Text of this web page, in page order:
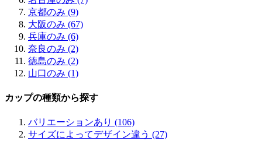
京都のみ (9)
大阪のみ (67)
兵庫のみ (6)
奈良のみ (2)
徳島のみ (2)
山口のみ (1)
カップの種類から探す
バリエーションあり (106)
サイズによってデザイン違う (27)